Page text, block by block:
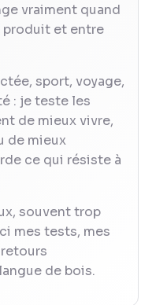
vraiment quand
et entre
sport, voyage,
: je teste les
de mieux vivre,
de mieux
ce qui résiste à
souvent trop
mes tests, mes
de bois.